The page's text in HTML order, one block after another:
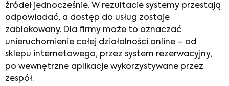
źródeł jednocześnie. W rezultacie systemy przestają
odpowiadać, a dostęp do usług zostaje
zablokowany. Dla firmy może to oznaczać
unieruchomienie całej działalności online – od
sklepu internetowego, przez system rezerwacyjny,
po wewnętrzne aplikacje wykorzystywane przez
zespół.